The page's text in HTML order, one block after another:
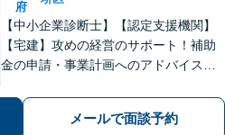
府
【中小企業診断士】【認定支援機関】
【宅建】攻めの経営のサポート！補助
金の申請・事業計画へのアドバイス／
せ！財産分与・事業継承／交通事故／
債務整理／労働問題も【夜間・休日面
メールで面談予約